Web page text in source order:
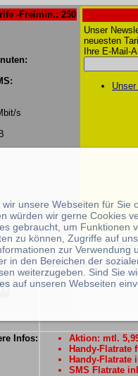
-Freimin.: 250
s
Unser
neuesten
Ihre E-Mail-
Handyhelden Tarife mit
Mbit/s
Infos:
Aktion: mtl.
Handy-Flatrate
Handy-Flatrate
SMS Flatrate
wir unsere Webseiten für Sie
würden wir gerne Cookies
gebraucht, um Funktionen
zu können, Zugriffe auf
zur Verwendung
in den Bereichen der
weiterzugeben. Sind Sie
auf unseren Webseiten